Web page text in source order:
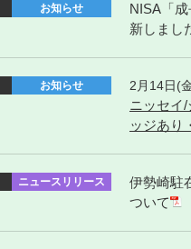
お知らせ
NISA「
新しまし
お知らせ 2月14日(
ニッセイ
ッジあり
ニュースリリース
伊勢崎駐
ついて